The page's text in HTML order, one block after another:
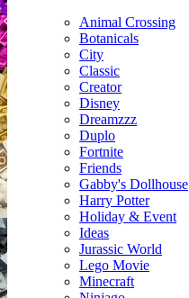
Animal Crossing
Botanicals
City
Classic
Creator
Disney
Dreamzzz
Duplo
Fortnite
Friends
Gabby's Dollhouse
Harry Potter
Holiday & Event
Ideas
Jurassic World
Lego Movie
Minecraft